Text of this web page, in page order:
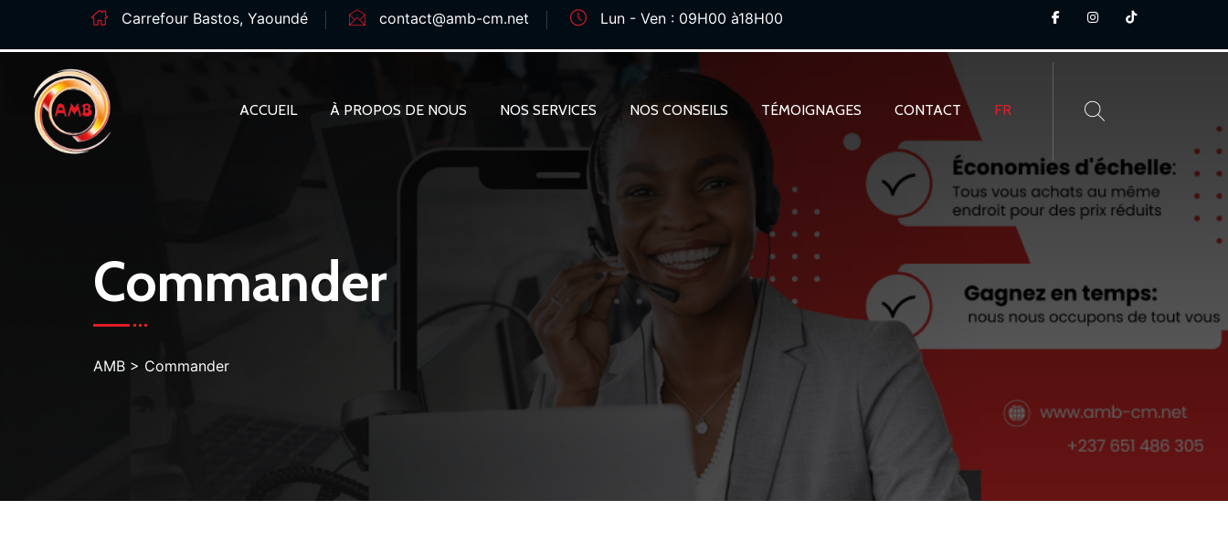
Carrefour Bastos, Yaoundé contact@amb-cm.net Lun - Ven : 09H00 à18H00
ACCUEIL À PROPOS DE NOUS NOS SERVICES NOS CONSEILS TÉMOIGNAGES CONTACT FR
Commander
AMB > Commander